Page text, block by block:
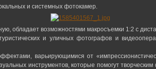
и системных фотокамер.
обладает возможностями макросъемки 1:2 с
и уличных фотографов и
варьирующимися от
инструментов, которые помогут